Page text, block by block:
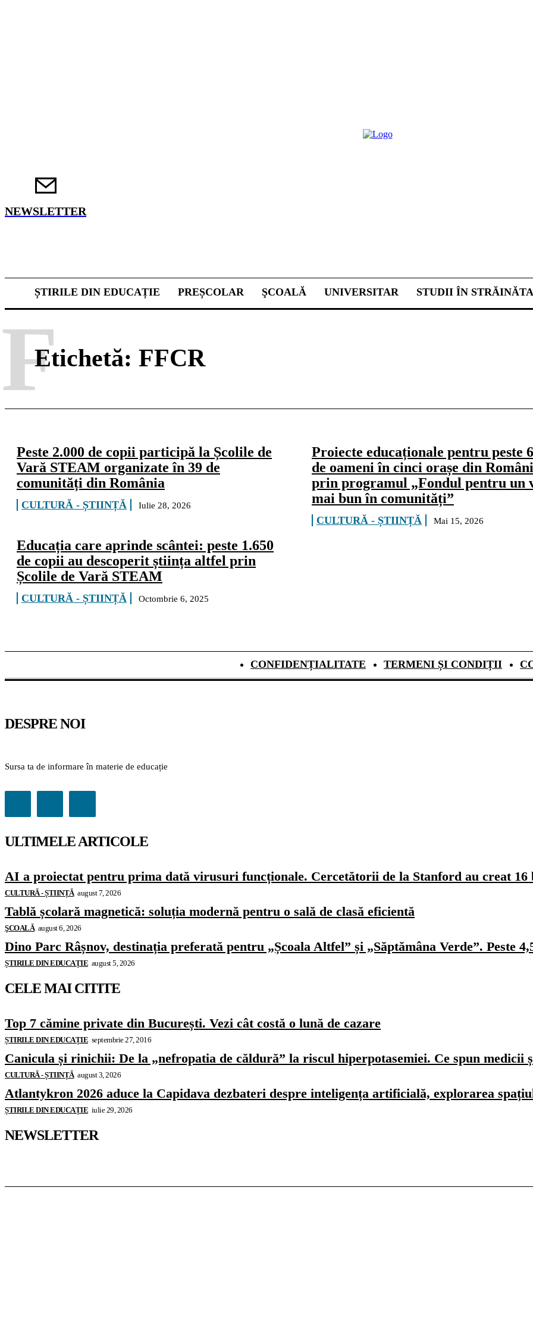
NEWSLETTER
ȘTIRILE DIN EDUCAȚIE PREȘCOLAR ŞCOALĂ UNIVERSITAR STUDII ÎN
Etichetă: FFCR
F
Peste 2.000 de copii participă la Școlile de
Vară STEAM organizate în 39 de
comunități din România
CULTURĂ - ȘTIINȚĂ Iulie 28, 2026
Proiecte educaționale pentru peste
de oameni în cinci orașe din
prin programul „Fondul pentru un
mai bun în comunități”
CULTURĂ - ȘTIINȚĂ Mai 15, 2026
Educația care aprinde scântei: peste 1.650
de copii au descoperit știința altfel prin
Școlile de Vară STEAM
CULTURĂ - ȘTIINȚĂ Octombrie 6, 2025
CONFIDENȚIALITATE TERMENI ȘI CONDIȚII
DESPRE NOI
Sursa ta de informare în materie de educație
ULTIMELE ARTICOLE
AI a proiectat pentru prima dată virusuri funcționale. Cercetătorii de la Stanford au creat 16
CULTURĂ - ȘTIINȚĂ august 7, 2026
Tablă școlară magnetică: soluția modernă pentru o sală de clasă eficientă
ŞCOALĂ august 6, 2026
Dino Parc Râșnov, destinația preferată pentru „Școala Altfel” și „Săptămâna Verde”. Peste
ȘTIRILE DIN EDUCAȚIE august 5, 2026
CELE MAI CITITE
Top 7 cămine private din București. Vezi cât costă o lună de cazare
ȘTIRILE DIN EDUCAȚIE septembrie 27, 2016
Canicula și rinichii: De la „nefropatia de căldură” la riscul hiperpotasemiei. Ce spun medicii
CULTURĂ - ȘTIINȚĂ august 3, 2026
Atlantykron 2026 aduce la Capidava dezbateri despre inteligența artificială, explorarea
ȘTIRILE DIN EDUCAȚIE iulie 29, 2026
NEWSLETTER